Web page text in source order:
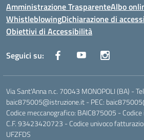
Amministrazione TrasparenteAlbo
WhistleblowingDichiarazione di
Obiettivi di Accessibilità
Seguici su:
Via Sant'Anna n.c. 70043 MONOPOLI (BA) -
baic875005@istruzione.it - PEC:
Codice meccanografico: BAIC875005 -
C.F. 93423420723 - Codice univoco
UFZFDS